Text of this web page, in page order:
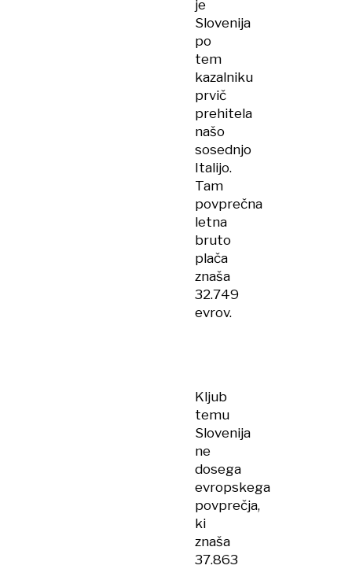
je
Slovenija
po
tem
kazalniku
prvič
prehitela
našo
sosednjo
Italijo.
Tam
povprečna
letna
bruto
plača
znaša
32.749
evrov.
Kljub
temu
Slovenija
ne
dosega
evropskega
povprečja,
ki
znaša
37.863